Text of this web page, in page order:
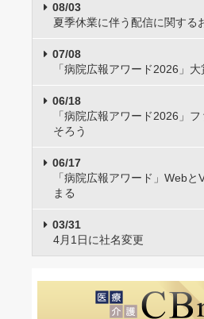
08/03
夏季休業に伴う配信に関する
07/08
「病院広報アワード2026」
06/18
「病院広報アワード2026」
そろう
06/17
「病院広報アワード」Web
まる
03/31
4月1日に社名変更